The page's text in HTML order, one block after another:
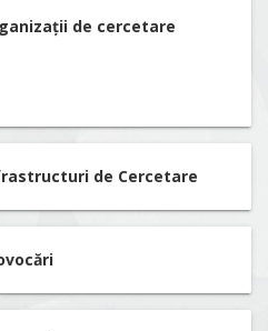
de cercetare
de Cercetare